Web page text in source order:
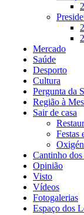
Mercado
Saúde
Desporto
Cultura
Pergunta da
Região à
Sair de casa
Festas
Cantinho
Opinião
Visto
Vídeos
Fotogalerias
Espaço dos